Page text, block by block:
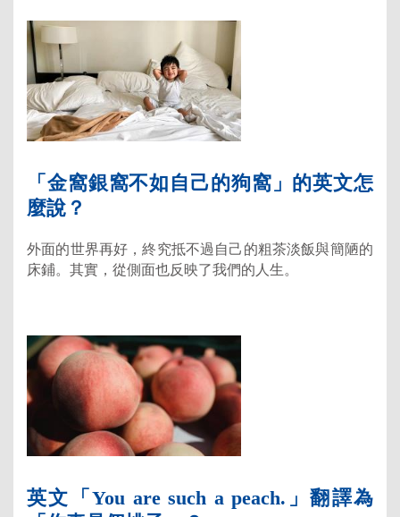
「金窩銀窩不如自己的狗窩」的英文怎
麼說？
外面的世界再好，終究抵不過自己的粗茶淡飯與簡陋的
床鋪。其實，從側面也反映了我們的人生。
英文「You are such a peach.」翻譯為